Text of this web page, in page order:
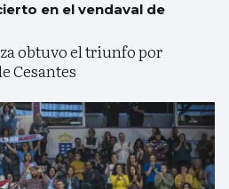
en el vendaval de
obtuvo el triunfo por
Cesantes